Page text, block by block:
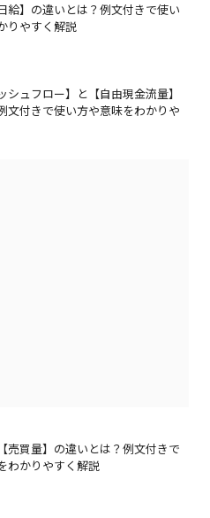
給】の違いとは？例文付きで使い
りやすく解説
シュフロー】と【自由現金流量】
文付きで使い方や意味をわかりや
売買量】の違いとは？例文付きで
わかりやすく解説